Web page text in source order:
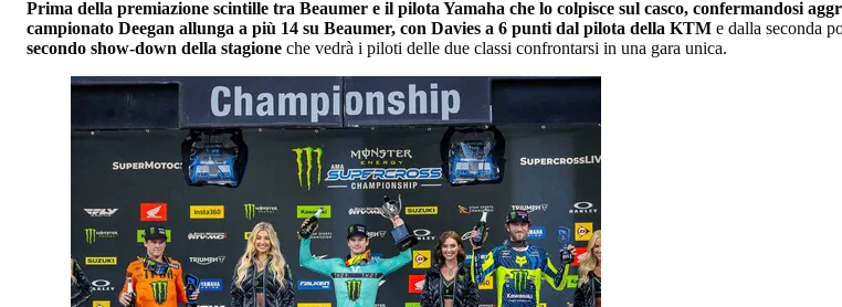
Prima della premiazione scintille tra Beaumer e il pilota Yamaha che lo colpisce sul casco, confermandosi
campionato Deegan allunga a più 14 su Beaumer, con Davies a 6 punti dal pilota della KTM e dalla seconda
secondo show-down della stagione che vedrà i piloti delle due classi confrontarsi in una gara unica.